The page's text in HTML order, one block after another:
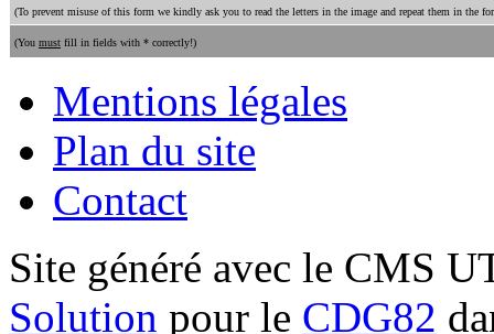
(To prevent misuse of this form we kindly ask you to read the letters in the image and repeat them in the
(You must fill in fields with * correctly!)
Mentions légales
Plan du site
Contact
Site généré avec le CMS
Solution pour le CDG82